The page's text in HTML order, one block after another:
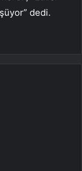
dedi.